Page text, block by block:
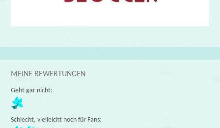
MEINE BEWERTUNGEN
Geht gar nicht:
Schlecht, vielleicht noch für Fans: